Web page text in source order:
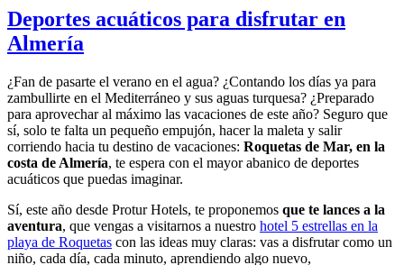
Deportes acuáticos para disfrutar en
Almería
¿Fan de pasarte el verano en el agua? ¿Contando los días ya para
zambullirte en el Mediterráneo y sus aguas turquesa? ¿Preparado
para aprovechar al máximo las vacaciones de este año? Seguro que
sí, solo te falta un pequeño empujón, hacer la maleta y salir
corriendo hacia tu destino de vacaciones: Roquetas de Mar, en la
costa de Almería, te espera con el mayor abanico de deportes
acuáticos que puedas imaginar.
Sí, este año desde Protur Hotels, te proponemos que te lances a la
aventura, que vengas a visitarnos a nuestro hotel 5 estrellas en la
playa de Roquetas con las ideas muy claras: vas a disfrutar como un
niño, cada día, cada minuto, aprendiendo algo nuevo,